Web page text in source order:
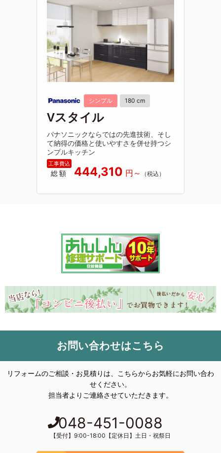
シンプル 180 cm
Vスタイル
パナソニックならではの先進技術、そし
て納得の価格と使いやすさを併せ持つシ
ンプルキッチン
総額 444,310
お問い合わせはこちら
リフォームのご相談・お見積りは、こちらからお気軽にお問い合わ
せください。
担当者よりご連絡させていただきます。
048-451-0088
【受付】9:00-18:00【定休日】土日・祝祭日